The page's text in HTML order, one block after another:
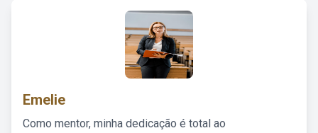
Emelie
Como mentor, minha dedicação é total ao